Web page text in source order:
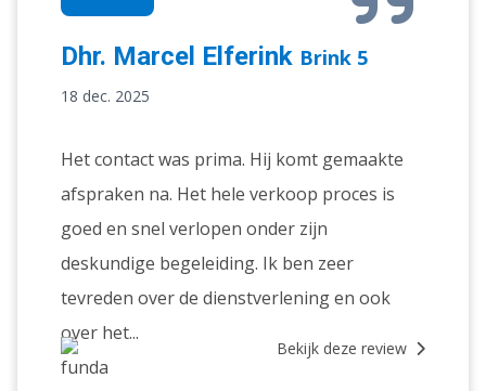
Dhr. Marcel Elferink Brink 5
18 dec. 2025
Het contact was prima. Hij komt gemaakte
afspraken na. Het hele verkoop proces is
goed en snel verlopen onder zijn
deskundige begeleiding. Ik ben zeer
tevreden over de dienstverlening en ook
over het...
Bekijk deze review